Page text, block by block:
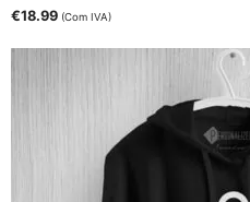
€18.99 (Com IVA)